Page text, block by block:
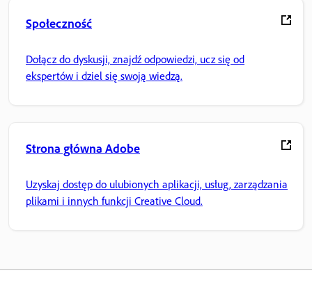
Społeczność
Dołącz do dyskusji, znajdź odpowiedzi, ucz się od
ekspertów i dziel się swoją wiedzą.
Strona główna Adobe
Uzyskaj dostęp do ulubionych aplikacji, usług, zarządzania
plikami i innych funkcji Creative Cloud.